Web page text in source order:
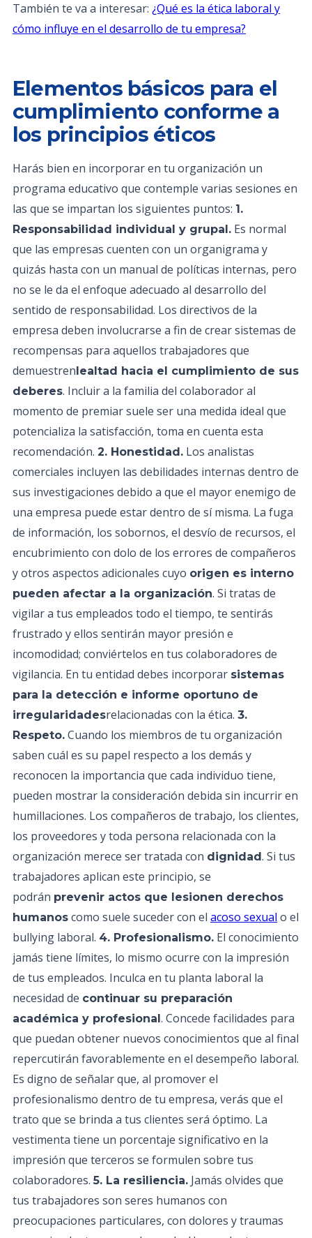
También te va a interesar: ¿Qué es la ética laboral y
cómo influye en el desarrollo de tu empresa?
Elementos básicos para el
cumplimiento conforme a
los principios éticos
Harás bien en incorporar en tu organización un
programa educativo que contemple varias sesiones en
las que se impartan los siguientes puntos: 1.
Responsabilidad individual y grupal. Es normal
que las empresas cuenten con un organigrama y
quizás hasta con un manual de políticas internas, pero
no se le da el enfoque adecuado al desarrollo del
sentido de responsabilidad. Los directivos de la
empresa deben involucrarse a fin de crear sistemas de
recompensas para aquellos trabajadores que
demuestrenlealtad hacia el cumplimiento de sus
deberes. Incluir a la familia del colaborador al
momento de premiar suele ser una medida ideal que
potencializa la satisfacción, toma en cuenta esta
recomendación. 2. Honestidad. Los analistas
comerciales incluyen las debilidades internas dentro de
sus investigaciones debido a que el mayor enemigo de
una empresa puede estar dentro de sí misma. La fuga
de información, los sobornos, el desvío de recursos, el
encubrimiento con dolo de los errores de compañeros
y otros aspectos adicionales cuyo origen es interno
pueden afectar a la organización. Si tratas de
vigilar a tus empleados todo el tiempo, te sentirás
frustrado y ellos sentirán mayor presión e
incomodidad; conviértelos en tus colaboradores de
vigilancia. En tu entidad debes incorporar sistemas
para la detección e informe oportuno de
irregularidadesrelacionadas con la ética. 3.
Respeto. Cuando los miembros de tu organización
saben cuál es su papel respecto a los demás y
reconocen la importancia que cada individuo tiene,
pueden mostrar la consideración debida sin incurrir en
humillaciones. Los compañeros de trabajo, los clientes,
los proveedores y toda persona relacionada con la
organización merece ser tratada con dignidad. Si tus
trabajadores aplican este principio, se
podrán prevenir actos que lesionen derechos
humanos como suele suceder con el acoso sexual o el
bullying laboral. 4. Profesionalismo. El conocimiento
jamás tiene límites, lo mismo ocurre con la impresión
de tus empleados. Inculca en tu planta laboral la
necesidad de continuar su preparación
académica y profesional. Concede facilidades para
que puedan obtener nuevos conocimientos que al final
repercutirán favorablemente en el desempeño laboral.
Es digno de señalar que, al promover el
profesionalismo dentro de tu empresa, verás que el
trato que se brinda a tus clientes será óptimo. La
vestimenta tiene un porcentaje significativo en la
impresión que terceros se formulen sobre tus
colaboradores.5. La resiliencia. Jamás olvides que
tus trabajadores son seres humanos con
preocupaciones particulares, con dolores y traumas